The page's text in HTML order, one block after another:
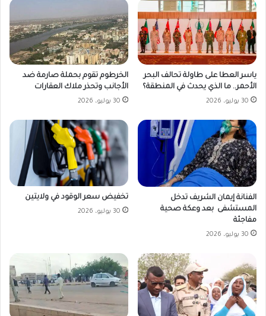
ياسر العطا على طاولة تحالف البحر
الأحمر.. ما الذي يحدث في المنطقة؟
30 يوليو، 2026
الخرطوم تقوم بحملة صارمة ضد
الأجانب وتحذر ملاك العقارات
30 يوليو، 2026
الفنانة إيمان الشريف تدخل
المستشفى بعد وعكة صحية
مفاجئة
30 يوليو، 2026
تخفيض سعر الوقود في ولايتين
30 يوليو، 2026